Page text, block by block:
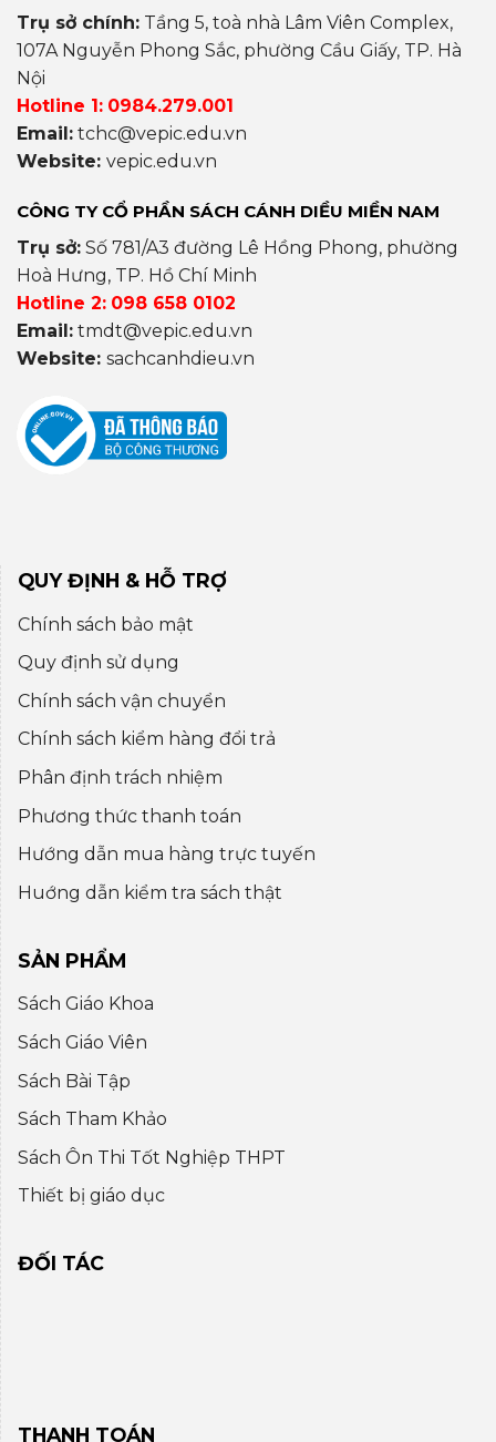
Trụ sở chính: Tầng 5, toà nhà Lâm Viên Complex,
107A Nguyễn Phong Sắc, phường Cầu Giấy, TP. Hà
Nội
Hotline 1: 0984.279.001
Email: tchc@vepic.edu.vn
Website: vepic.edu.vn
CÔNG TY CỔ PHẦN SÁCH CÁNH DIỀU MIỀN NAM
Trụ sở: Số 781/A3 đường Lê Hồng Phong, phường
Hoà Hưng, TP. Hồ Chí Minh
Hotline 2: 098 658 0102
Email: tmdt@vepic.edu.vn
Website: sachcanhdieu.vn
QUY ĐỊNH & HỖ TRỢ
Chính sách bảo mật
Quy định sử dụng
Chính sách vận chuyển
Chính sách kiểm hàng đổi trả
Phân định trách nhiệm
Phương thức thanh toán
Hướng dẫn mua hàng trực tuyến
Huớng dẫn kiểm tra sách thật
SẢN PHẨM
Sách Giáo Khoa
Sách Giáo Viên
Sách Bài Tập
Sách Tham Khảo
Sách Ôn Thi Tốt Nghiệp THPT
Thiết bị giáo dục
ĐỐI TÁC
THANH TOÁN